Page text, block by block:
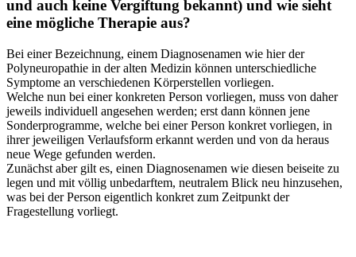
und auch keine Vergiftung bekannt) und wie sieht
eine mögliche Therapie aus?
Bei einer Bezeichnung, einem Diagnosenamen wie hier der
Polyneuropathie in der alten Medizin können unterschiedliche
Symptome an verschiedenen Körperstellen vorliegen.
Welche nun bei einer konkreten Person vorliegen, muss von daher
jeweils individuell angesehen werden; erst dann können jene
Sonderprogramme, welche bei einer Person konkret vorliegen, in
ihrer jeweiligen Verlaufsform erkannt werden und von da heraus
neue Wege gefunden werden.
Zunächst aber gilt es, einen Diagnosenamen wie diesen beiseite zu
legen und mit völlig unbedarftem, neutralem Blick neu hinzusehen,
was bei der Person eigentlich konkret zum Zeitpunkt der
Fragestellung vorliegt.